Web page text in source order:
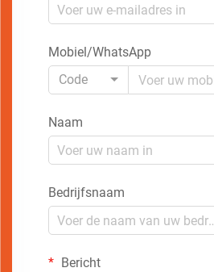
Mobiel/WhatsApp
Code
Naam
Bedrijfsnaam
Bericht